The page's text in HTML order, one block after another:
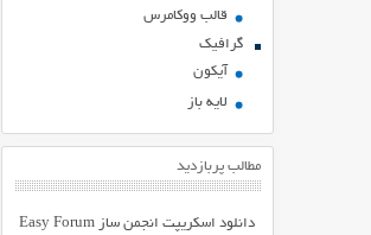
قالب ووکامرس
گرافیک
آیکون
لایه باز
مطالب پربازدید
دانلود اسکریپت انجمن ساز Easy Forum